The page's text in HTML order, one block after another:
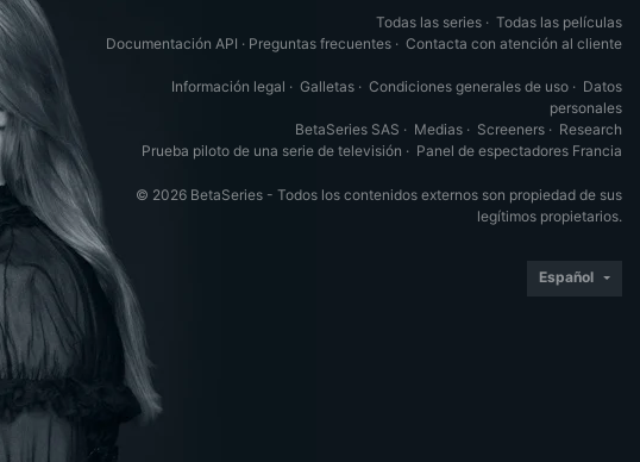
Todas las series · Todas las películas
Documentación API · Preguntas frecuentes · Contacta con atención al cliente
Información legal · Galletas · Condiciones generales de uso · Datos
personales
BetaSeries SAS · Medias · Screeners · Research
Prueba piloto de una serie de televisión · Panel de espectadores Francia
© 2026 BetaSeries - Todos los contenidos externos son propiedad de sus
legítimos propietarios.
Español